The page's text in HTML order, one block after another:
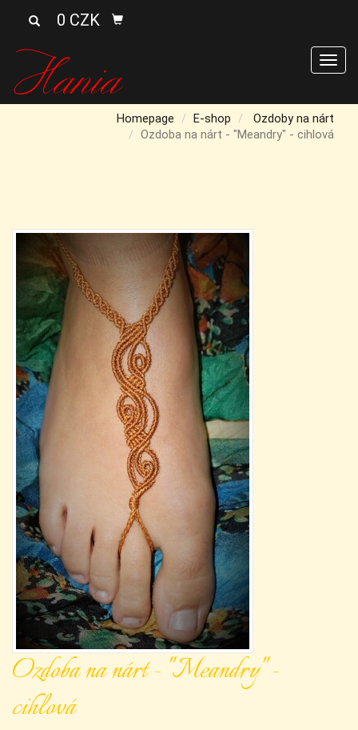
0 CZK
Homepage E-shop
Ozdoby na nárt
Ozdoba na nárt - "Meandry" - cihlová
Ozdoba na nárt - "Meandry" -
cihlová